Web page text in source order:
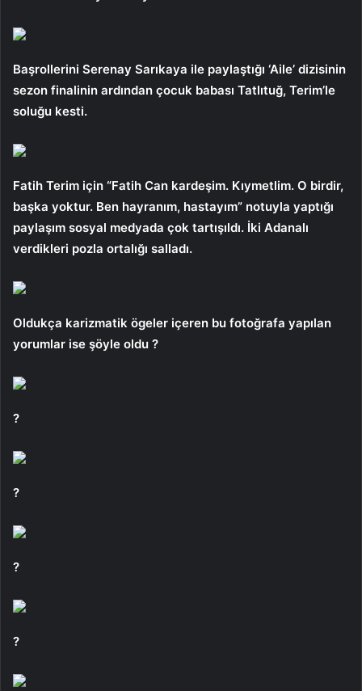
Başrollerini Serenay Sarıkaya ile paylaştığı ‘Aile’ dizisinin
sezon finalinin ardından çocuk babası Tatlıtuğ, Terim’le
soluğu kesti.
Fatih Terim için “Fatih Can kardeşim. Kıymetlim. O birdir,
başka yoktur. Ben hayranım, hastayım” notuyla yaptığı
paylaşım sosyal medyada çok tartışıldı. İki Adanalı
verdikleri pozla ortalığı salladı.
Oldukça karizmatik ögeler içeren bu fotoğrafa yapılan
yorumlar ise şöyle oldu ?
?
?
?
?